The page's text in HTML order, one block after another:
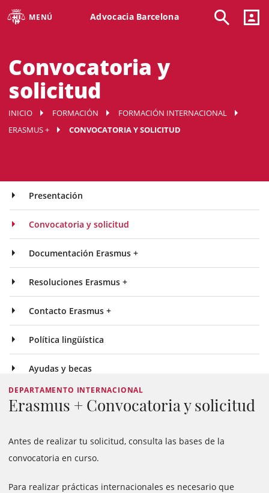
MENÚ Advocacia Barcelona
Convocatoria y
solicitud
INICIO FORMACIÓN
FORMACIÓN INTERNACIONAL
ERASMUS +
CONVOCATORIA Y SOLICITUD
Presentación
Convocatoria y solicitud
Documentación Erasmus +
Resoluciones Erasmus +
Contacto Erasmus +
Política lingüística
Ayudas y becas
DEPARTAMENTO INTERNACIONAL
Erasmus + Convocatoria y solicitud
Antes de realizar tu solicitud, consulta las bases de la
convocatoria en curso.
Para realizar prácticas internacionales es necesario que